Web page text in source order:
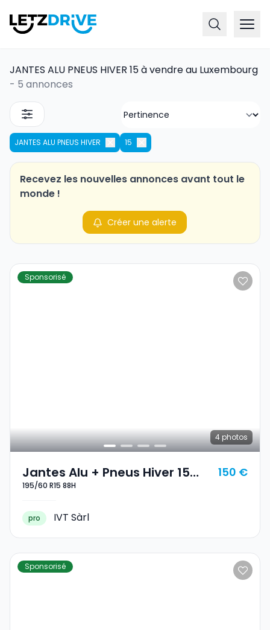
JANTES ALU PNEUS HIVER 15 à vendre au Luxembourg
- 5 annonces
JANTES ALU PNEUS HIVER 15
Recevez les nouvelles annonces avant tout le
monde !
Créer une alerte
Sponsorisé
4 photos
Jantes Alu + Pneus Hiver 15
195/60 R15 88H
195/60 R15 88H
150 €
pro IVT Sàrl
Sponsorisé